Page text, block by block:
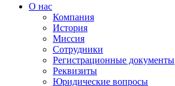
О нас
Компания
История
Миссия
Сотрудники
Регистрационные документы
Реквизиты
Юридические вопросы